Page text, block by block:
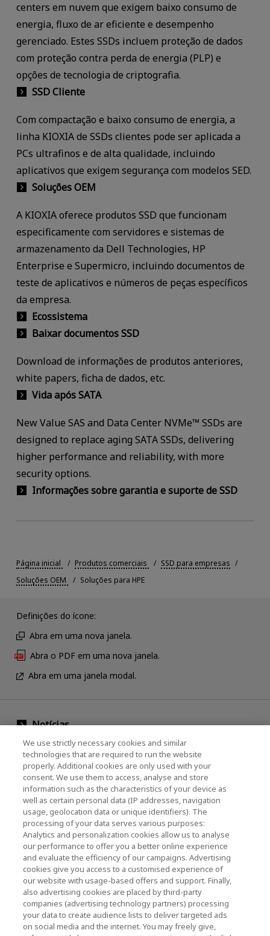
centers em nuvem que exigem baixo consumo de
energia, fluxo de ar eficiente e desempenho
gerenciado. Estes SSDs incluem proteção de dados
com proteção contra perda de energia (PLP) e
opções de tecnologia de criptografia.
SSD Cliente
Com compactação e baixo consumo de energia, a
linha KIOXIA de SSDs clientes pode ser aplicada a
PCs ultrafinos e de alta qualidade, incluindo
aplicativos que exigem segurança com modelos SED.
Soluções OEM
A KIOXIA oferece produtos SSD que funcionam
especificamente com servidores e sistemas de
armazenamento da Dell Technologies, HP
Enterprise e Supermicro, incluindo documentos de
teste de aplicativos e números de peças específicos
da empresa.
Ecossistema
Baixar documentos SSD
Download de informações de produtos anteriores,
white papers, ficha de dados, etc.
Vida após SATA
New Value SAS and Data Center NVMe™ SSDs are
designed to replace aging SATA SSDs, delivering
higher performance and reliability, with more
security options.
Informações sobre garantia e suporte de SSD
Página inicial Produtos comerciais
SSD para empresas
Soluções OEM
Soluções para HPE
Definições do ícone:
Abra em uma nova janela.
Abra o PDF em uma nova janela.
Abra em uma janela modal.
Notícias
Evento
Entre em contato conosco
KIOXIA Holdings Corporation (Corporativo /
Relações com Investidores)
Página inicial da KIOXIA Holdings
Corporation
Relações com Investidores
We use strictly necessary cookies and similar
technologies that are required to run the website
properly. Additional cookies are only used with your
consent. We use them to access, analyse and store
information such as the characteristics of your device as
well as certain personal data (IP addresses, navigation
usage, geolocation data or unique identifiers). The
processing of your data serves various purposes:
Analytics and personalization cookies allow us to analyse
our performance to offer you a better online experience
and evaluate the efficiency of our campaigns. Advertising
cookies give you access to a customised experience of
our website with usage-based offers and support. Finally,
also advertising cookies are placed by third-party
companies (advertising technology partners) processing
your data to create audience lists to deliver targeted ads
on social media and the internet. You may freely give,